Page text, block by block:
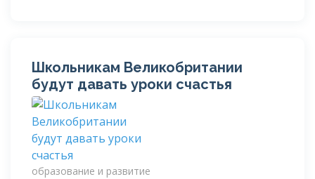
Школьникам Великобритании
будут давать уроки счастья
образование и развитие